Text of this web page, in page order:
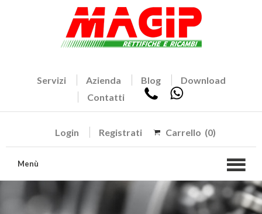
Servizi Azienda Blog
Download
Contatti
Login Registrati Carrello (0)
Menù